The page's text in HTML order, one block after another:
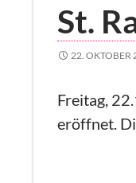
St.
22. OKTOBER
Freitag,
eröffnet.